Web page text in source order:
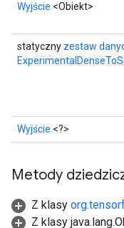
Wyjście <Obiekt>
statyczny zestaw
Wyjście <?>
Metody
Z klasy
Z klasy